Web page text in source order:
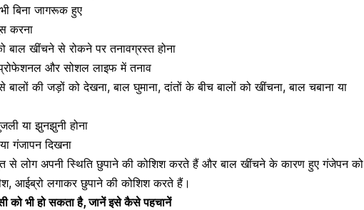
बिना जागरूक हुए
करना
बाल खींचने से रोकने परतनावग्रस्त होना
और सोशल लाइफ में तनाव
की जड़ों को देखना, बाल घुमाना, दांतों के बीच बालों को खींचना, बाल चबाना या
या झुनझुनी होना
गंजापनदिखना
से लोग अपनी स्थिति छुपाने की कोशिश करते हैं और बाल खींचने के कारण हुए गंजेपन को
आईब्रो लगाकर छुपाने की कोशिश करते हैं।
को भी हो सकता है, जानें इसे कैसे पहचानें